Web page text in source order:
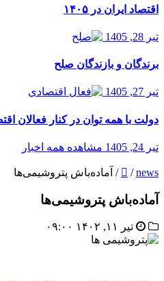
اقتصاد ایران در ۱۴۰۵
تیر 28, 1405
برندگان و بازندگان صلح
تیر 27, 1405
دولت با همه توان در کنار فعالان
تیر 24, 1405 مشاهده همه اخبار
/news
/ آماده‌باش پتروشیمی‌ها
آماده‌باش پتروشیمی‌ها
تیر ۱۱, ۱۴۰۲ ۰۹:۰۰